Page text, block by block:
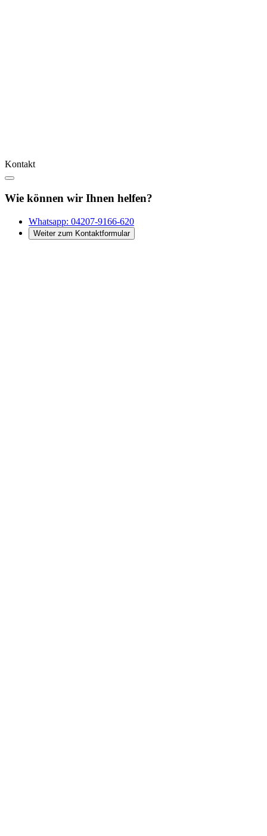
Kontakt
Wie können wir Ihnen helfen?
Whatsapp: 04207-9166-620